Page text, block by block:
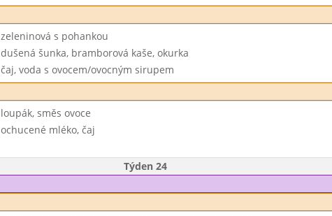
zeleninová s pohankou
dušená šunka, bramborová kaše, okurka
čaj, voda s ovocem/ovocným sirupem
loupák, směs ovoce
ochucené mléko, čaj
Týden 24